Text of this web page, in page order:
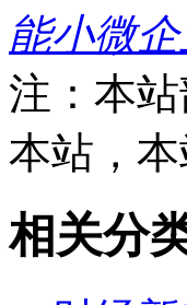
能小微
注：本
本站，
相关分